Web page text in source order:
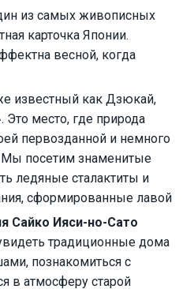
из самых живописных
карточка Японии.
весной, когда
известный как Дзюкай,
место, где природа
первозданной и немного
Мы посетим знаменитые
ледяные сталактиты и
сформированные лавой
Сайко Ияси-но-Сато
традиционные дома
познакомиться с
в атмосферу старой